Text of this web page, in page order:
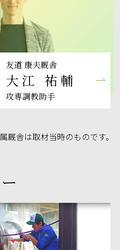
友道 康夫厩舎
大江 祐輔
攻専調教助手
厩舎は取材当時のものです。